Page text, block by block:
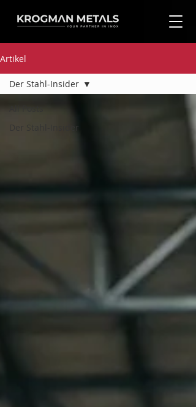
Artikel
Der Stahl-Insider
Der Stahl-Insider